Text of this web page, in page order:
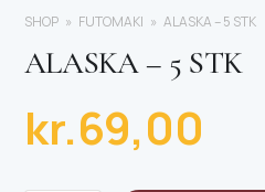
SHOP FUTOMAKI ALASKA – 5 STK
ALASKA – 5 STK
kr.69,00